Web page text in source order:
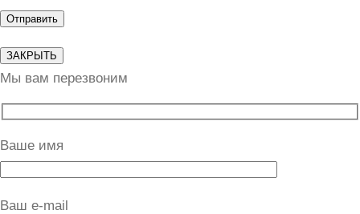
ЗАКРЫТЬ
Мы вам перезвоним
Ваше имя
Ваш e-mail